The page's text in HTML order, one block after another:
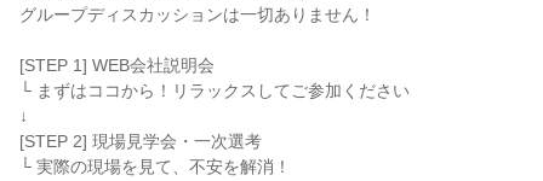
グループディスカッションは一切ありません！
[STEP 1] WEB会社説明会
└ まずはココから！リラックスしてご参加ください
↓
[STEP 2] 現場見学会・一次選考
└ 実際の現場を見て、不安を解消！